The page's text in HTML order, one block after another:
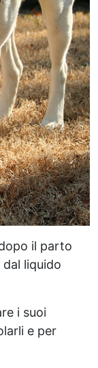
il parto
liquido
i suoi
e per